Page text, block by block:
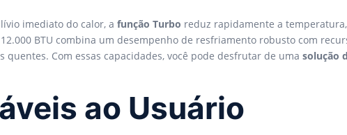
imediato do calor, a função Turbo reduz rapidamente a
BTU combina um desempenho de resfriamento robusto com
Com essas capacidades, você pode desfrutar de uma solução
ao Usuário